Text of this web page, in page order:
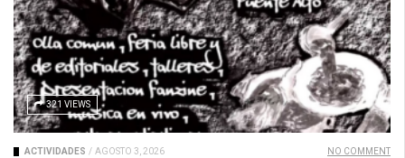
321 VIEWS
ACTIVIDADES / AGOSTO 3, 2026 NO COMMENT